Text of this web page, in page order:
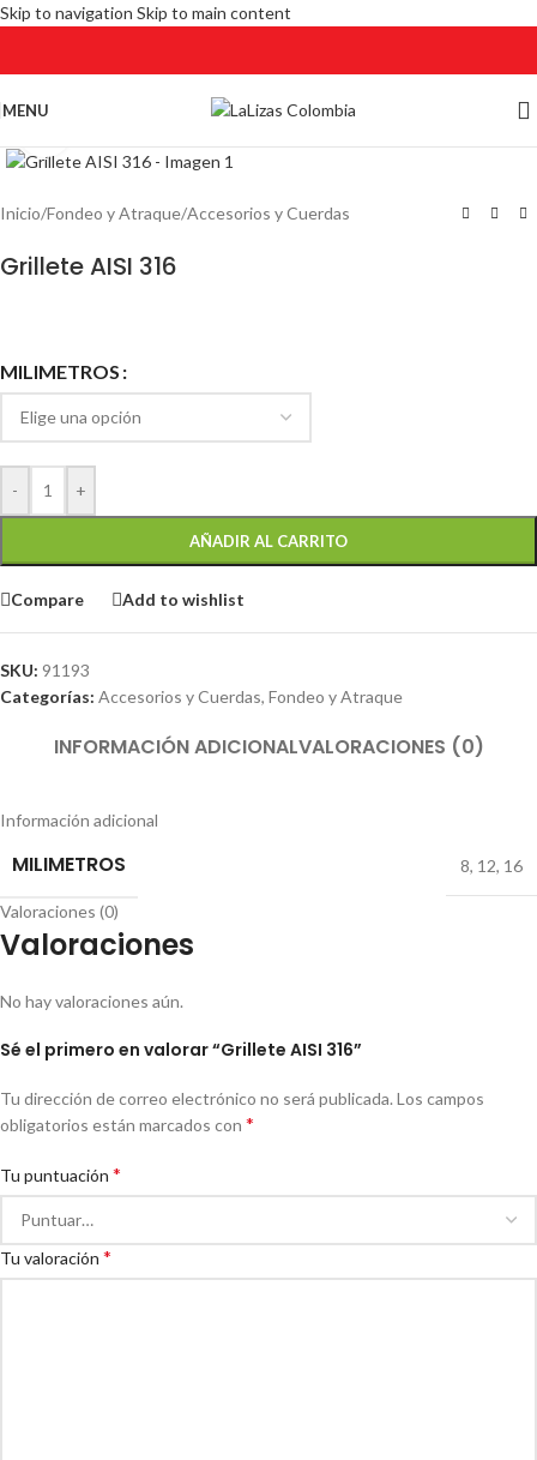
Skip to navigation Skip to main content
MENU
Inicio/Fondeo y Atraque/Accesorios y Cuerdas
Grillete AISI 316
MILIMETROS
- +
AÑADIR AL CARRITO
Compare Add to wishlist
SKU: 91193
Categorías: Accesorios y Cuerdas, Fondeo y Atraque
INFORMACIÓN ADICIONALVALORACIONES (0)
Información adicional
MILIMETROS 8, 12, 16
Valoraciones (0)
Valoraciones
No hay valoraciones aún.
Sé el primero en valorar “Grillete AISI 316”
Tu dirección de correo electrónico no será publicada.Los campos
obligatorios están marcados con *
Tu puntuación *
Tu valoración *